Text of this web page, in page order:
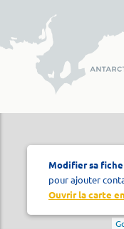
Modifier sa fiche
pour ajouter
Ouvrir la carte